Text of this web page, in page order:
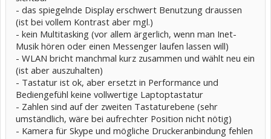
- das spiegelnde Display erschwert Benutzung draussen
(ist bei vollem Kontrast aber mgl.)
- kein Multitasking (vor allem ärgerlich, wenn man Inet-
Musik hören oder einen Messenger laufen lassen will)
- WLAN bricht manchmal kurz zusammen und wählt neu ein
(ist aber auszuhalten)
- Tastatur ist ok, aber ersetzt in Performance und
Bediengefühl keine vollwertige Laptoptastatur
- Zahlen sind auf der zweiten Tastaturebene (sehr
umständlich, wäre bei aufrechter Position nicht nötig)
- Kamera für Skype und mögliche Druckeranbindung fehlen